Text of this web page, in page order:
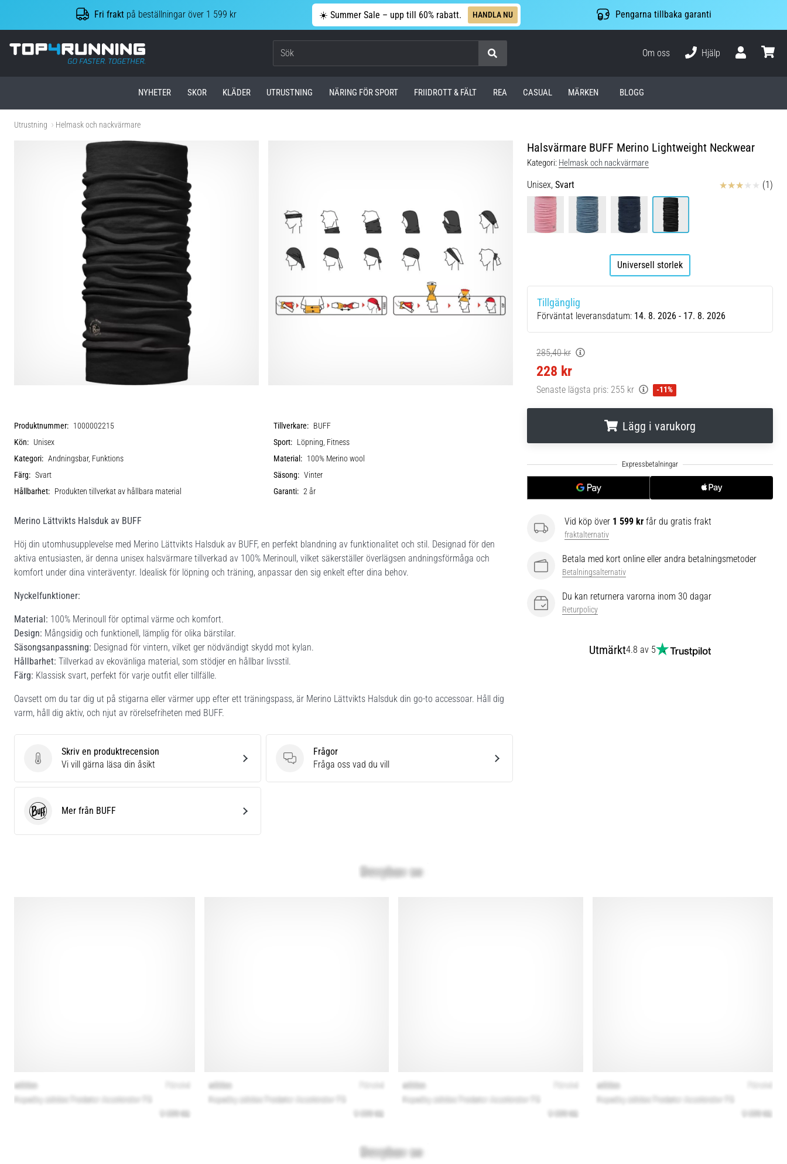
Fri frakt på beställningar över 1 599 kr ☀️ Summer Sale – upp till 60% rabatt. HANDLA NU Pengarna tillbaka garanti
Top4Running.se
Om oss
Hjälp
NYHETER SKOR KLÄDER UTRUSTNING NÄRING FÖR SPORT FRIIDROTT & FÄLT REA CASUAL MÄRKEN BLOGG
Utrustning Helmask och nackvärmare
Halsvärmare BUFF Merino Lightweight Neckwear
Kategori: Helmask och nackvärmare
Unisex, Svart Recensioner (1)
Universell storlek
Tillgänglig
Förväntat leveransdatum: 14. 8. 2026 - 17. 8. 2026
285,40 kr
228 kr
Senaste lägsta pris: 255 kr -11%
Lägg i varukorg
Vid köp över 1 599 kr får du gratis frakt
fraktalternativ
Betala med kort online eller andra betalningsmetoder
Betalningsalternativ
Du kan returnera varorna inom 30 dagar
Returpolicy
Utmärkt4.8 av 5
Produktnummer: 1000002215 Tillverkare: BUFF
Kön: Unisex Sport: Löpning, Fitness
Kategori: Andningsbar, Funktions Material: 100% Merino wool
Färg: Svart Säsong: Vinter
Hållbarhet: Produkten tillverkat av hållbara material Garanti: 2 år
Merino Lättvikts Halsduk av BUFF
Höj din utomhusupplevelse med Merino Lättvikts Halsduk av BUFF, en perfekt blandning av funktionalitet och stil. Designad för den
aktiva entusiasten, är denna unisex halsvärmare tillverkad av 100% Merinoull, vilket säkerställer överlägsen andningsförmåga och
komfort under dina vinteräventyr. Idealisk för löpning och träning, anpassar den sig enkelt efter dina behov.
Nyckelfunktioner:
Material: 100% Merinoull för optimal värme och komfort.
Design: Mångsidig och funktionell, lämplig för olika bärstilar.
Säsongsanpassning: Designad för vintern, vilket ger nödvändigt skydd mot kylan.
Hållbarhet: Tillverkad av ekovänliga material, som stödjer en hållbar livsstil.
Färg: Klassisk svart, perfekt för varje outfit eller tillfälle.
Oavsett om du tar dig ut på stigarna eller värmer upp efter ett träningspass, är Merino Lättvikts Halsduk din go-to accessoar. Håll dig
varm, håll dig aktiv, och njut av rörelsefriheten med BUFF.
Skriv en produktrecension
Skriv en produktrecension
Vi vill gärna läsa din åsikt
Frågor
Frågor
Fråga oss vad du vill
BUFF Mer från BUFF